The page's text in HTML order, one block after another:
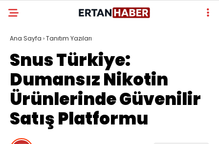
Ana Sayfa ›Tanıtım Yazıları
Snus Türkiye:
Dumansız Nikotin
Ürünlerinde Güvenilir
Satış Platformu